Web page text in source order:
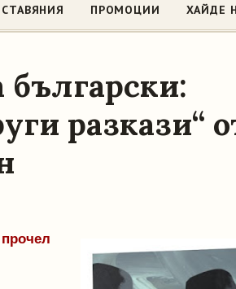
ПРОМОЦИИ ХАЙДЕ
разкази“